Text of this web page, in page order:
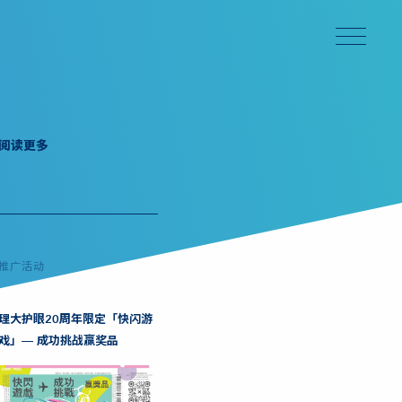
读更多
广活动
大护眼20周年限定「快闪游
」— 成功挑战赢奖品